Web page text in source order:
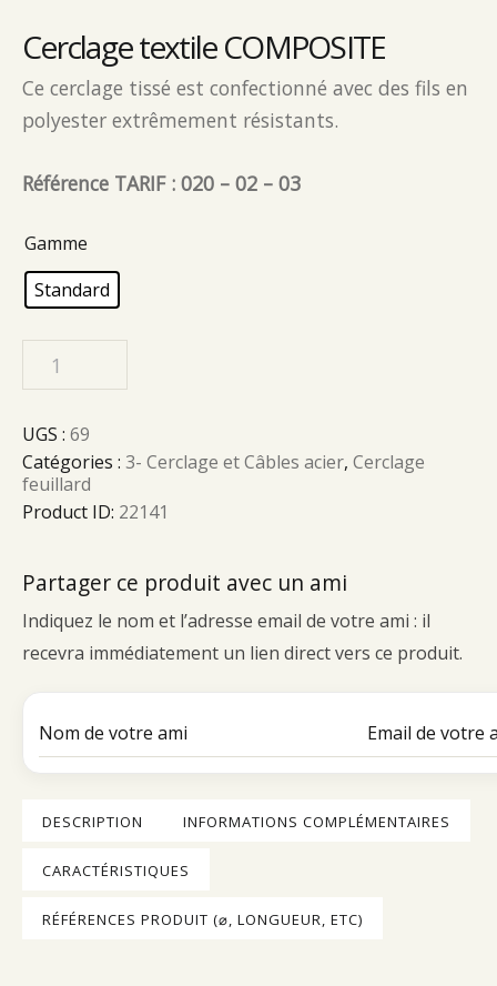
Cerclage textile COMPOSITE
Ce cerclage tissé est confectionné avec des fils en
polyester extrêmement résistants.
Référence TARIF : 020 – 02 – 03
Gamme
Standard
UGS : 69
Catégories : 3- Cerclage et Câbles acier, Cerclage
feuillard
Product ID: 22141
Partager ce produit avec un ami
Indiquez le nom et l’adresse email de votre ami : il
recevra immédiatement un lien direct vers ce produit.
DESCRIPTION INFORMATIONS COMPLÉMENTAIRES
CARACTÉRISTIQUES
RÉFÉRENCES PRODUIT (⌀, LONGUEUR, ETC)